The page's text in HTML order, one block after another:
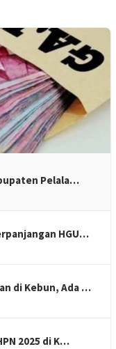
Pelala…
HGU…
di Kebun, Ada …
2025 di K…